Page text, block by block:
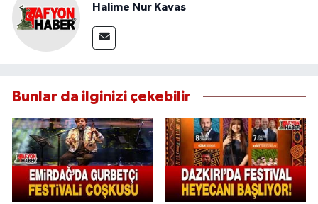
Halime Nur Kavas
Bunlar da ilginizi çekebilir